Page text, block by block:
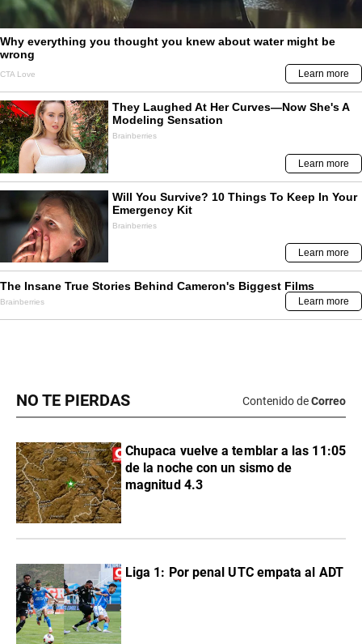
NO TE PIERDAS Contenido deCorreo
Chupaca vuelve a temblar a las 11:05
de la noche con un sismo de
magnitud 4.3
Liga 1: Por penal UTC empata al ADT